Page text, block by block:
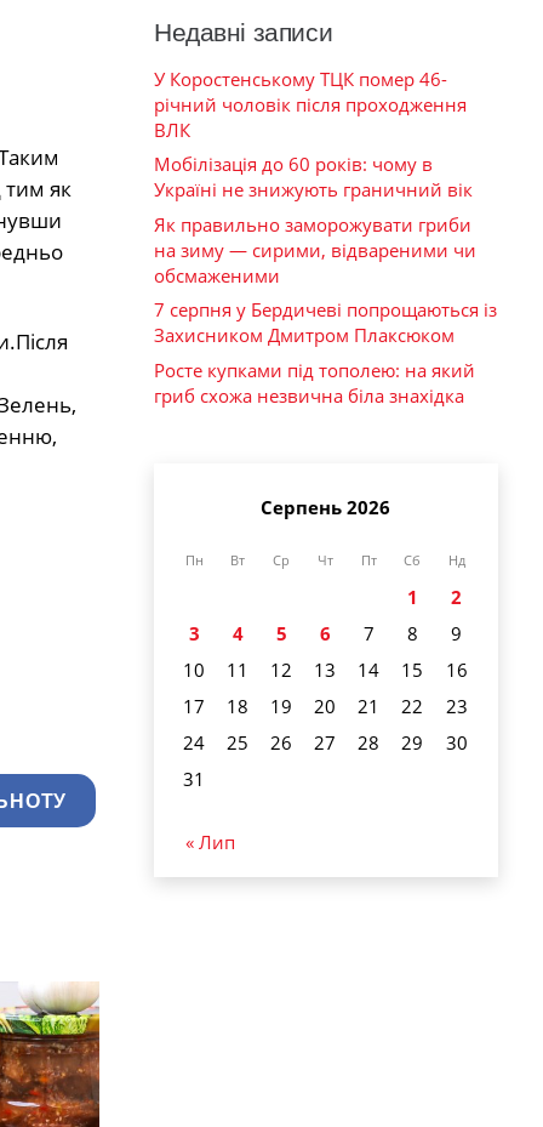
тим як
Недавні записи
У Коростенському ТЦК помер 46-
річний чоловік після проходження
ВЛК
Мобілізація до 60 років: чому в
Україні не знижують граничний вік
Як правильно заморожувати гриби
на зиму — сирими, відвареними чи
обсмаженими
7 серпня у Бердичеві попрощаються із
Захисником Дмитром Плаксюком
Росте купками під тополею: на який
гриб схожа незвична біла знахідка
Серпень 2026
Пн Вт Ср Чт Пт Сб Нд
1
2
3
4 5 6 7 8
9
10
11 12 13 14 15
16
17
18 19 20 21 22
23
24
25 26 27 28 29
30
31
« Лип